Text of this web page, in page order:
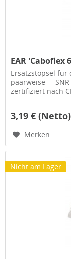
EAR 'Caboflex
Ersatzstöpsel für
paarweise SNR
zertifiziert nach
3,19 €
Merken
Nicht am Lager